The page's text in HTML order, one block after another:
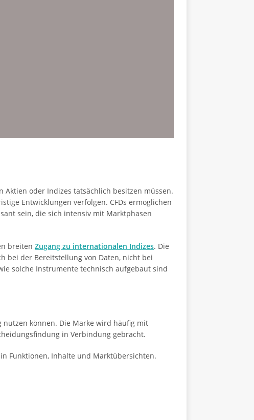
Aktien oder Indizes tatsächlich besitzen müssen.
Entwicklungen verfolgen. CFDs ermöglichen
sein, die sich intensiv mit Marktphasen
breiten Zugang zu internationalen Indizes. Die
bei der Bereitstellung von Daten, nicht bei
solche Instrumente technisch aufgebaut sind
können. Die Marke wird häufig mit
in Verbindung gebracht.
Funktionen, Inhalte und Marktübersichten.